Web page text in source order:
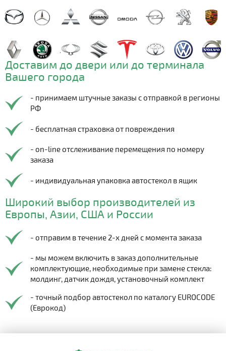
Доставим до двери или до терминала
Вашего города
- принимаем штучные заказы с отправкой в регионы
РФ
- бесплатная страховка от повреждения
- on-line отслеживание перемещения по номеру
заказа
- индивидуальная упаковка автостекол в ящик
Широкий выбор производителей из
Европы, Азии, США и России
- отправим в течение 2-х дней с момента заказа
- мы можем включить в заказ дополнительные
комплектующие, необходимые при замене стекла:
молдинг, датчик дождя, установочный комплект
- точный подбор автостекол по каталогу EUROCODE
(Еврокод)